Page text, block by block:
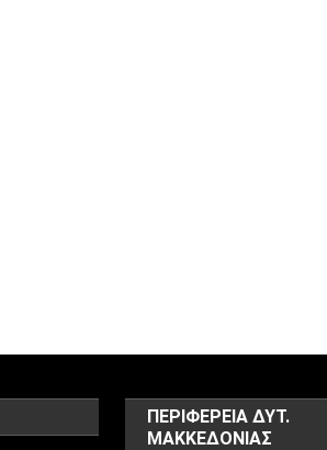
ΠΕΡΙΦΕΡΕΙΑ ΔΥΤ.
ΜΑΚΚΕΔΟΝΙΑΣ